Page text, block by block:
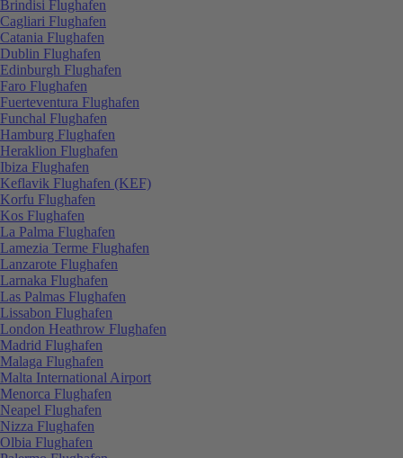
Brindisi Flughafen
Cagliari Flughafen
Catania Flughafen
Dublin Flughafen
Edinburgh Flughafen
Faro Flughafen
Fuerteventura Flughafen
Funchal Flughafen
Hamburg Flughafen
Heraklion Flughafen
Ibiza Flughafen
Keflavik Flughafen (KEF)
Korfu Flughafen
Kos Flughafen
La Palma Flughafen
Lamezia Terme Flughafen
Lanzarote Flughafen
Larnaka Flughafen
Las Palmas Flughafen
Lissabon Flughafen
London Heathrow Flughafen
Madrid Flughafen
Malaga Flughafen
Malta International Airport
Menorca Flughafen
Neapel Flughafen
Nizza Flughafen
Olbia Flughafen